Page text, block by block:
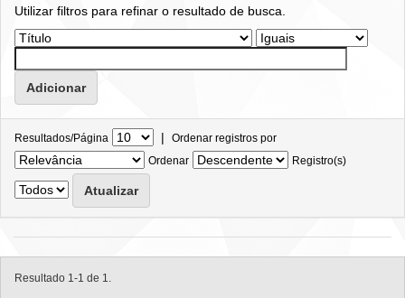
Utilizar filtros para refinar o resultado de busca.
Resultados/Página | Ordenar registros por
Ordenar
Registro(s)
Resultado 1-1 de 1.